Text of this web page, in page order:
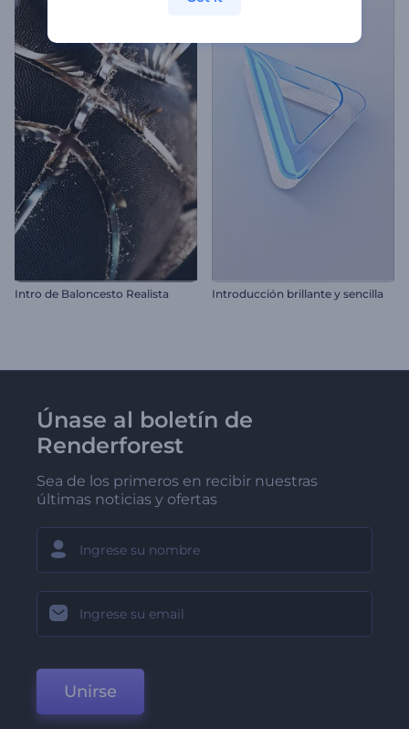
Intro de Baloncesto Realista Introducción brillante y sencilla
Únase al boletín de
Renderforest
Sea de los primeros en recibir nuestras
últimas noticias y ofertas
Unirse